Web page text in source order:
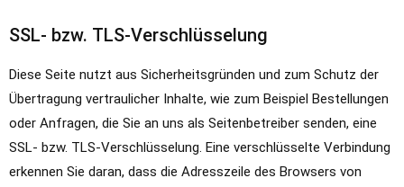
SSL- bzw. TLS-Verschlüsselung
Diese Seite nutzt aus Sicherheitsgründen und zum Schutz der
Übertragung vertraulicher Inhalte, wie zum Beispiel Bestellungen
oder Anfragen, die Sie an uns als Seitenbetreiber senden, eine
SSL- bzw. TLS-Verschlüsselung. Eine verschlüsselte Verbindung
erkennen Sie daran, dass die Adresszeile des Browsers von